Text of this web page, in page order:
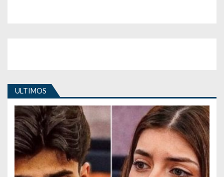
i
g
o
s
ULTIMOS